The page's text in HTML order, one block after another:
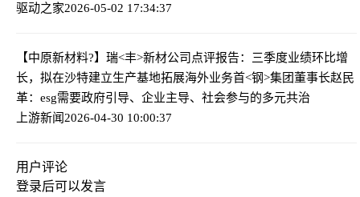
驱动之家2026-05-02 17:34:37
【中原新材料?】瑞<丰>新材公司点评报告：三季度业绩环比增
长，拟在沙特建立生产基地拓展海外业务首<钢>集团董事长赵民
革：esg需要政府引导、企业主导、社会参与的多元共治
上游新闻2026-04-30 10:00:37
用户评论
登录后可以发言